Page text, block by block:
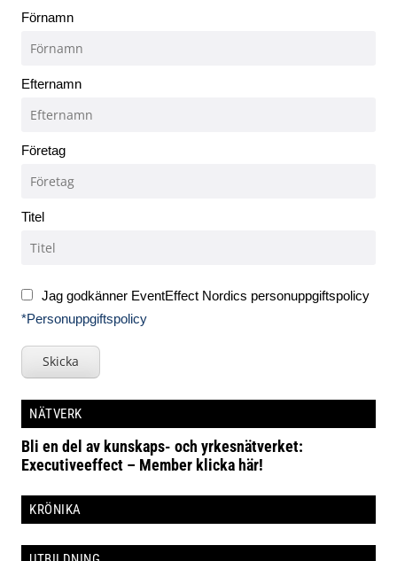
Förnamn
Efternamn
Företag
Titel
Jag godkänner EventEffect Nordics personuppgiftspolicy
*Personuppgiftspolicy
Skicka
NÄTVERK
Bli en del av kunskaps- och yrkesnätverket:
Executiveeffect – Member klicka här!
KRÖNIKA